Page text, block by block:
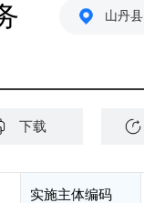
山丹县
下载
实施主体编码